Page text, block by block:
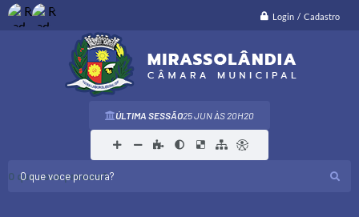
Login / Cadastro
ÚLTIMA SESSÃO25 JUN 20H20
O que voce procura?